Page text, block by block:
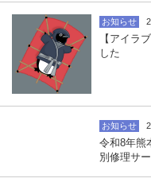
お知らせ
【アイラ
した
お知らせ
令和8年熊
別修理サ